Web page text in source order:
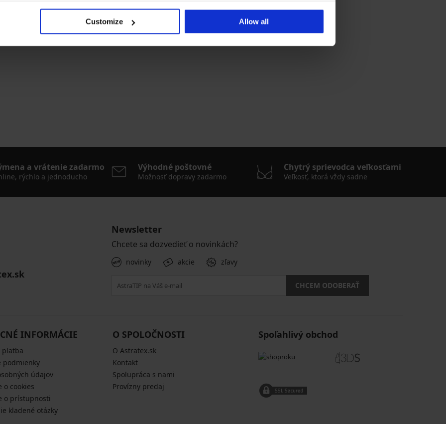
Customize Allow all
Komplet Nancy
Zľava
31,60 €Pôvodná cena
78,99 €
a vrátenie zadarmo
rýchlo a jednoducho
Výhodné poštovné
Možnosť dopravy zadarmo
Chytrý sprievodca veľkosťami
Veľkosť, ktorá vždy sadne
Newsletter
Chcete sa dozvedieť o novinkách?
novinky akcie zľavy
CHCEM ODOBERAŤ
INFORMÁCIE
platba
podmienky
údajov
o cookies
o prístupnosti
kladené otázky
O SPOLOČNOSTI
O Astratex.sk
Kontakt
Spolupráca s nami
Provízny predaj
Spoľahlivý obchod